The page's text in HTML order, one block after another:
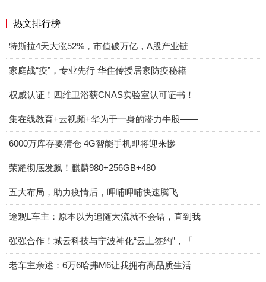
热文排行榜
特斯拉4天大涨52%，市值破万亿，A股产业链
家庭战“疫”，专业先行 华住传授居家防疫秘籍
权威认证！四维卫浴获CNAS实验室认可证书！
集在线教育+云视频+华为于一身的潜力牛股——
6000万库存要清仓 4G智能手机即将迎来惨
荣耀彻底发飙！麒麟980+256GB+480
五大布局，助力疫情后，呷哺呷哺快速腾飞
途观L车主：原本以为追随大流就不会错，直到我
强强合作！城云科技与宁波神化“云上签约”，「
老车主亲述：6万6哈弗M6让我拥有高品质生活